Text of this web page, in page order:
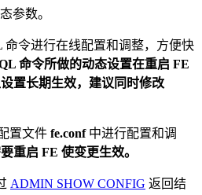
参数。
命令进行在线配置和调整，方便快
命令所做的动态设置在重启 FE
置长期生效，建议同时修改
置文件 fe.conf中进行配置和调
重启 FE 使变更生效。
ADMIN SHOW CONFIG 返回结